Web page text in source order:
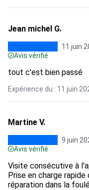
Jean michel G.
11 juin
Avis vérifié
tout c'est bien passé
Expérience du : 11 juin
Martine V.
9 juin
Avis vérifié
Visite consécutive à
Prise en charge
réparation dans la